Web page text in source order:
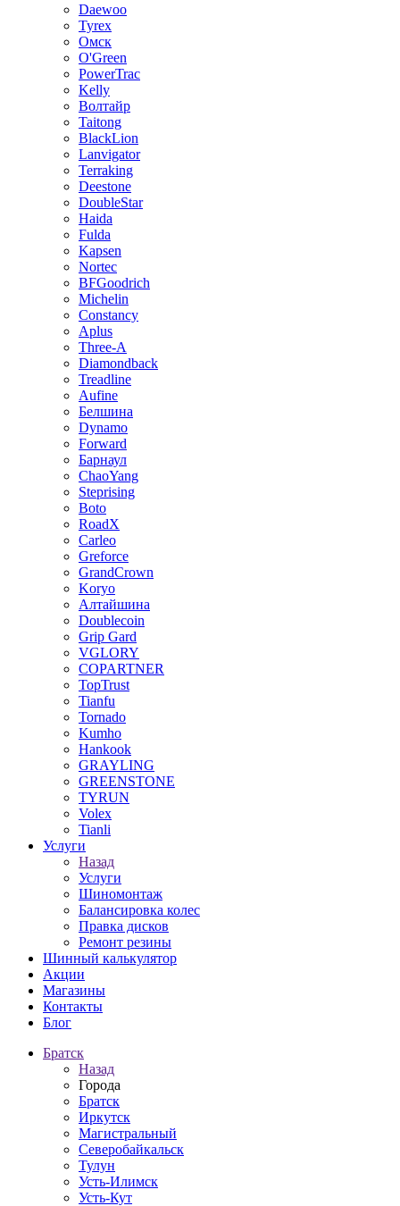
Daewoo
Tyrex
Омск
O'Green
PowerTrac
Kelly
Волтайр
Taitong
BlackLion
Lanvigator
Terraking
Deestone
DoubleStar
Haida
Fulda
Kapsen
Nortec
BFGoodrich
Michelin
Constancy
Aplus
Three-A
Diamondback
Treadline
Aufine
Белшина
Dynamo
Forward
Барнаул
ChaoYang
Steprising
Boto
RoadX
Carleo
Greforce
GrandCrown
Koryo
Алтайшина
Doublecoin
Grip Gard
VGLORY
COPARTNER
TopTrust
Tianfu
Tornado
Kumho
Hankook
GRAYLING
GREENSTONE
TYRUN
Volex
Tianli
Услуги
Назад
Услуги
Шиномонтаж
Балансировка колес
Правка дисков
Ремонт резины
Шинный калькулятор
Акции
Магазины
Контакты
Блог
Братск
Назад
Города
Братск
Иркутск
Магистральный
Северобайкальск
Тулун
Усть-Илимск
Усть-Кут